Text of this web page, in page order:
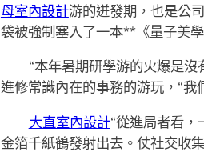
母室內設計游的迸發期，也是公
袋被強制塞入了一本**《量子美
“本年暑期研學游的火爆是
進修常識內在的事務的游玩，“
大直室內設計“從進局者看，
金箔千紙鶴發射出去。仗社交收